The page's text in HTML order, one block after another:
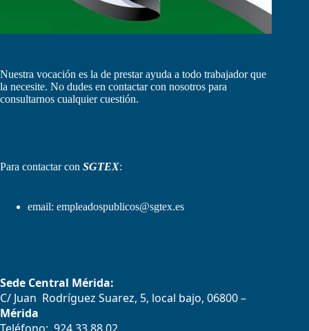
Nuestra vocación es la de prestar ayuda a todo trabajador que
la necesite. No dudes en contactar con nosotros para
consultarnos cualquier cuestión.
Para contactar con SGTEX:
email: empleadospublicos@sgtex.es
Sede Central Mérida:
C/ Juan Rodríguez Suarez, 5, local bajo, 06800 –
Mérida